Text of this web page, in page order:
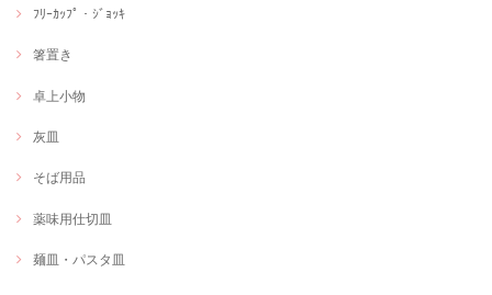
ﾌﾘｰｶｯﾌﾟ・ｼﾞｮｯｷ
箸置き
卓上小物
灰皿
そば用品
薬味用仕切皿
麺皿・パスタ皿